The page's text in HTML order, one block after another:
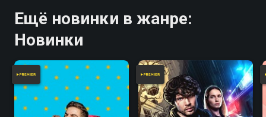
Ещё новинки в жанре:
Новинки